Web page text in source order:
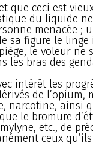
que ceci est
du liquide
menacée ;
sa figure le
le voleur ne
les bras des
intérêt les
de l’opium,
narcotine, ainsi
le bromure
etc., de
ceux